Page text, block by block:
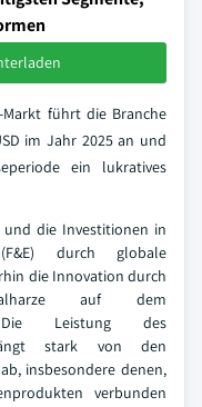
Markt führt die Branche
im Jahr 2025 an und
ein lukratives
die Investitionen in
durch globale
die Innovation durch
auf dem
Die Leistung des
stark von den
insbesondere denen,
verbunden